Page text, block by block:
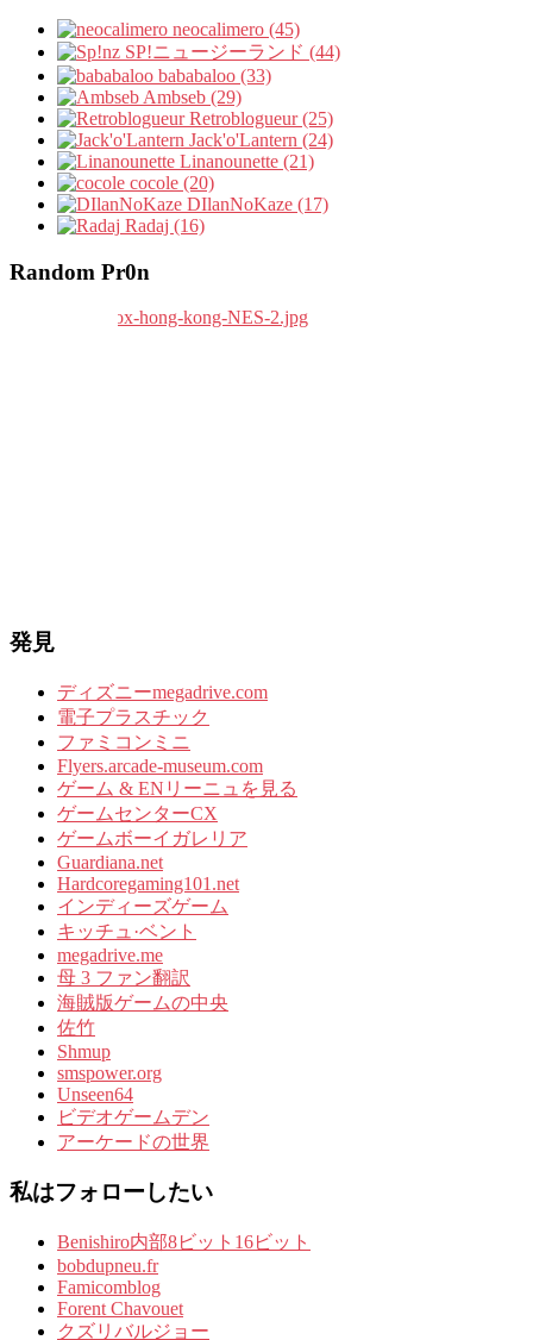
neocalimero (45)
SP!ニュージーランド (44)
bababaloo (33)
Ambseb (29)
Retroblogueur (25)
Jack'o'Lantern (24)
Linanounette (21)
cocole (20)
DIlanNoKaze (17)
Radaj (16)
Random Pr0n
発見
ディズニーmegadrive.com
電子プラスチック
ファミコンミニ
Flyers.arcade-museum.com
ゲーム & ENリーニュを見る
ゲームセンターCX
ゲームボーイガレリア
Guardiana.net
Hardcoregaming101.net
インディーズゲーム
キッチュ·ベント
megadrive.me
母 3 ファン翻訳
海賊版ゲームの中央
佐竹
Shmup
smspower.org
Unseen64
ビデオゲームデン
アーケードの世界
私はフォローしたい
Benishiro内部8ビット16ビット
bobdupneu.fr
Famicomblog
Forent Chavouet
クズリバルジョー